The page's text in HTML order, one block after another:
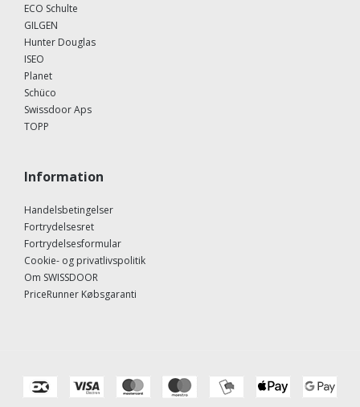
ECO Schulte
GILGEN
Hunter Douglas
ISEO
Planet
Schüco
Swissdoor Aps
TOPP
Information
Handelsbetingelser
Fortrydelsesret
Fortrydelsesformular
Cookie- og privatlivspolitik
Om SWISSDOOR
PriceRunner Købsgaranti